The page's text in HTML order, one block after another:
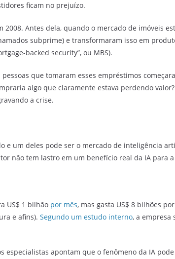
ficam no prejuízo.
Antes dela, quando o mercado de imóveis
subprime) e transformaram isso em
backed security”, ou MBS).
que tomaram esses empréstimos
algo que claramente estava perdendo
a crise.
e um deles pode ser o mercado de inteligência
não tem lastro em um benefício real da IA para
US$ 1 bilhão por mês, mas gasta US$ 8 bilhões
e afins). Segundo um estudo interno, a empresa
especialistas apontam que o fenômeno da IA